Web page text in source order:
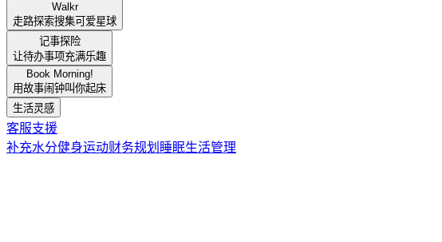
Walkr
走路探索搜集可爱星球
记事探险
让待办事项充满乐趣
Book Morning!
用故事闹钟叫你起床
生活灵感
客服支援
补充水分健身运动财务规划 睡眠生活管理